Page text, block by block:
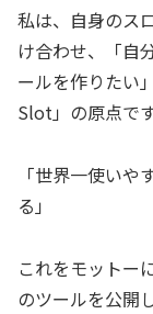
私は、自身のス
け合わせ、「自
ールを作りたい
Slot」の原点です
「世界一使い
る」
これをモットー
のツールを公開